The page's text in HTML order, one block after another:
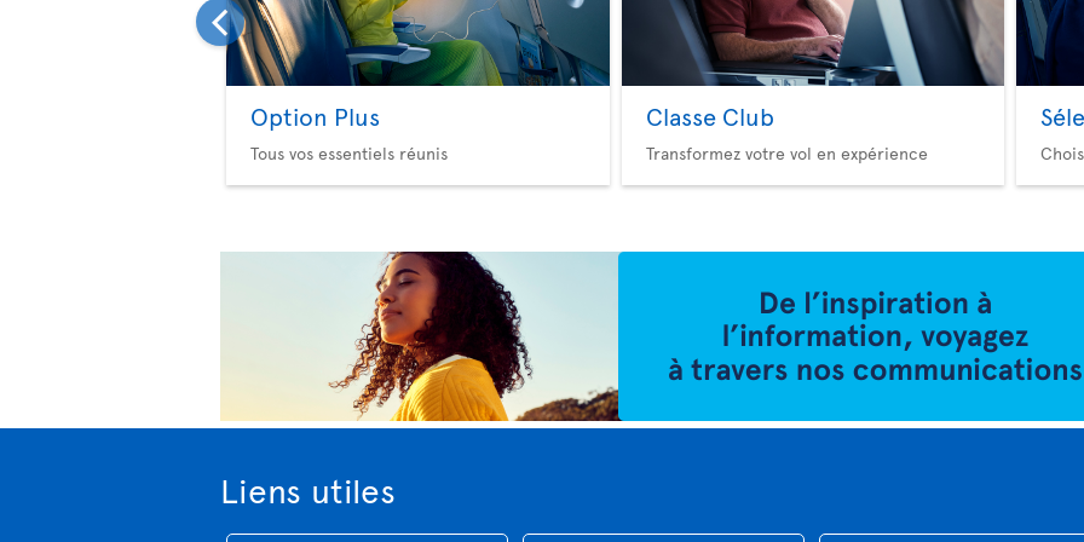
Option Plus
Tous vos essentiels réunis
Classe Club
Transformez votre vol en expérience
Liens utiles